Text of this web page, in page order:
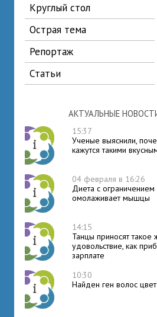
круглый стол
острая тема
репортаж
статьи
АКТУАЛЬНЫЕ
15:37
Ученые выяснили,
кажутся такими
04 февраля в 16:26
Диета с ограничением
омолаживает мышцы
14:15
Танцы приносят такое
удовольствие, как
зарплате
10:30
Найден ген волос